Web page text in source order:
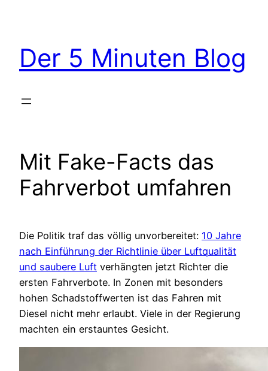
Der 5 Minuten Blog
Mit Fake-Facts das
Fahrverbot umfahren
Die Politik traf das völlig unvorbereitet: 10 Jahre
nach Einführung der Richtlinie über Luftqualität
und saubere Luft verhängten jetzt Richter die
ersten Fahrverbote. In Zonen mit besonders
hohen Schadstoffwerten ist das Fahren mit
Diesel nicht mehr erlaubt. Viele in der Regierung
machten ein erstauntes Gesicht.